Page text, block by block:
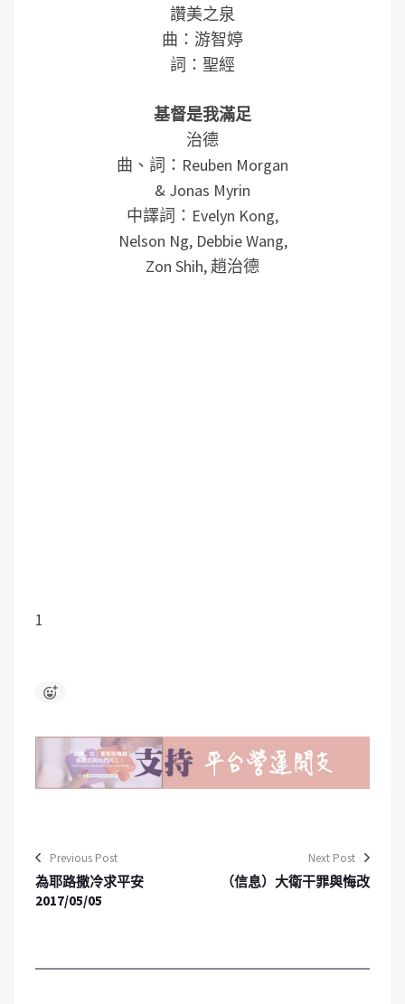
讚美之泉
曲：游智婷
詞：聖經
基督是我滿足
治德
曲、詞：Reuben Morgan
& Jonas Myrin
中譯詞：Evelyn Kong,
Nelson Ng, Debbie Wang,
Zon Shih, 趙治德
1
Previous Post
為耶路撒冷求平安
2017/05/05
Next Post
（信息）大衛干罪與悔改